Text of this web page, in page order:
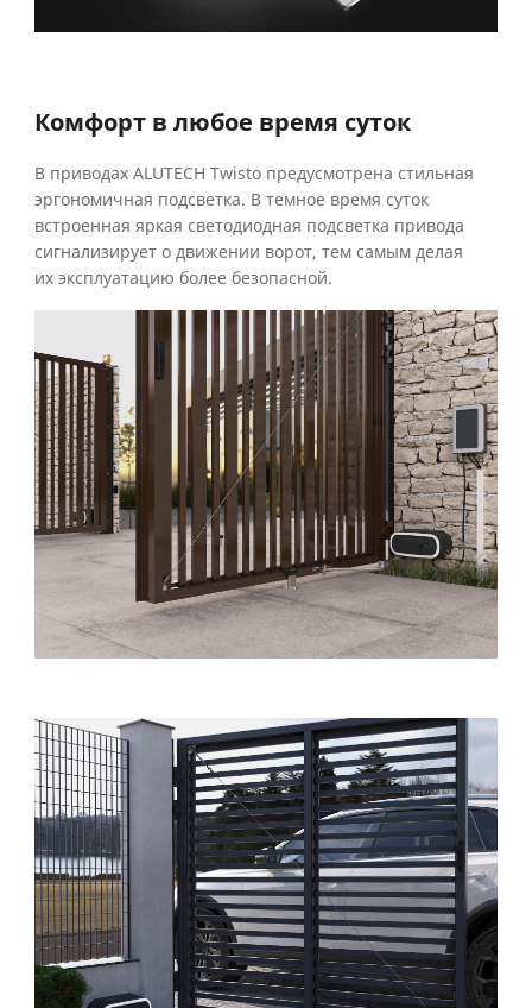
Комфорт в любое время суток
В приводах ALUTECH Twisto предусмотрена стильная
эргономичная подсветка. В темное время суток
встроенная яркая светодиодная подсветка привода
сигнализирует о движении ворот, тем самым делая
их эксплуатацию более безопасной.